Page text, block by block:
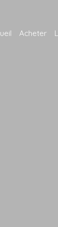
Acheter